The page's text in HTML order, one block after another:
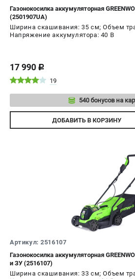
Газонокосилка аккумуляторная
(2501907UA)
Ширина скашивания: 35 см; Объем
Напряжение аккумулятора: 40 В
17 990 c
19
540 бонусов на
Авторизуйтесь
ДОБАВИТЬ В КОРЗИНУ
Артикул: 2516107
Газонокосилка аккумуляторная
и ЗУ (2516107)
Ширина скашивания: 33 см; Объем